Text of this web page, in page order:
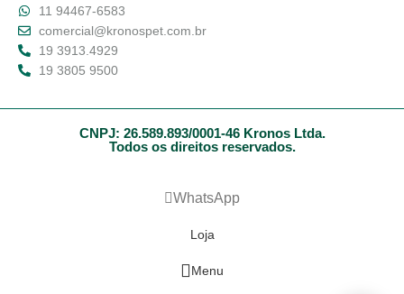
11 94467-6583
comercial@kronospet.com.br
19 3913.4929
19 3805 9500
CNPJ: 26.589.893/0001-46 Kronos Ltda.
Todos os direitos reservados.
WhatsApp
Loja
Menu